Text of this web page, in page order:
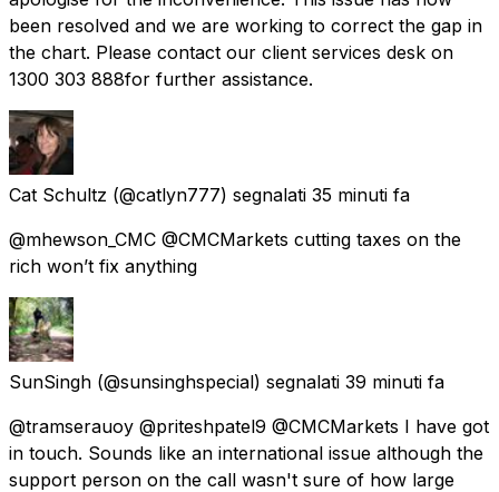
been resolved and we are working to correct the gap in
the chart. Please contact our client services desk on
1300 303 888for further assistance.
Cat Schultz (@catlyn777) segnalati 35 minuti fa
@mhewson_CMC @CMCMarkets cutting taxes on the
rich won’t fix anything
SunSingh (@sunsinghspecial) segnalati 39 minuti fa
@tramserauoy @priteshpatel9 @CMCMarkets I have got
in touch. Sounds like an international issue although the
support person on the call wasn't sure of how large